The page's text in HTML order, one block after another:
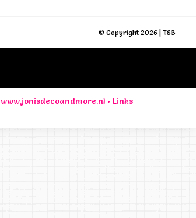
© Copyright 2026 | TSB
www.jonisdecoandmore.nl • Links